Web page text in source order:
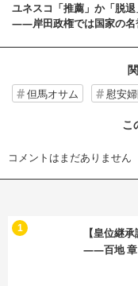
ユネスコ「推薦」か「脱
――岸田政権では国家の名
但馬オサム 慰安
こ
コメントはまだありません
【皇位継
――百地 章
1